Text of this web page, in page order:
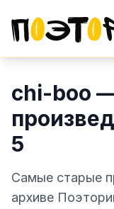
chi-boo
5
Самые старые
архиве